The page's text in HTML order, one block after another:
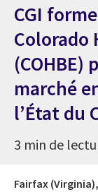
CGI
Colorado
marché
l’État du
3 min de
Fairfax (Virginia),